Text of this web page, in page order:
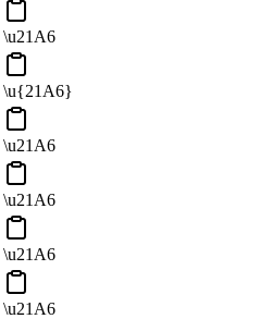
\u21A6
\u{21A6}
\u21A6
\u21A6
\u21A6
\u21A6